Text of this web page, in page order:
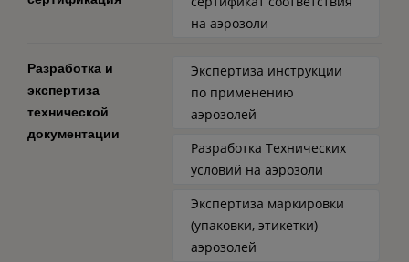
на аэрозоли
Разработка и
экспертиза
технической
документации
Экспертиза инструкции
по применению
аэрозолей
Разработка Технических
условий на аэрозоли
Экспертиза маркировки
(упаковки, этикетки)
аэрозолей